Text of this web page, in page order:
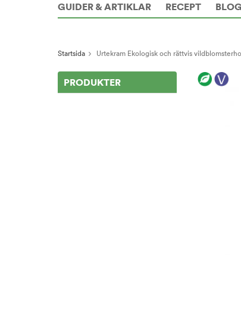
GUIDER & ARTIKLAR RECEPT
Startsida Urtekram Ekologisk och rättvis
PRODUKTER